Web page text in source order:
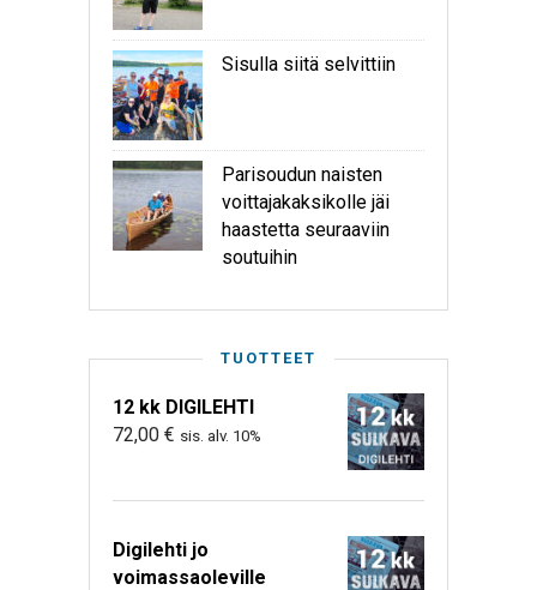
Sisulla siitä selvittiin
Parisoudun naisten
voittajakaksikolle jäi
haastetta seuraaviin
soutuihin
TUOTTEET
12 kk DIGILEHTI
72,00 € sis. alv. 10%
Digilehti jo
voimassaoleville